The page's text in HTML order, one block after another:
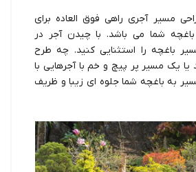
مسیر آجری راهی فوق العاده برای
شما می باشد. با چیدن آجر در
باغچه را استثنایی کنید. چه طرح
یا یک مسیر پر پیچ و خم با آجرهایی با
به باغچه شما جلوه ای زیبا و ظریف